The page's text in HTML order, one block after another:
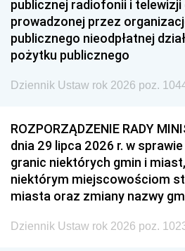
publicznej radiofonii i telewizji
prowadzonej przez
publicznego nieodpłatnej
pożytku publicznego
Dziennik Ustaw rok 2026 poz.
ROZPORZĄDZENIE RADY
dnia 29 lipca 2026 r. w
granic niektórych gmin i
niektórym miejscowościom
miasta oraz zmiany nazwy
Dziennik Ustaw rok 2026 poz.